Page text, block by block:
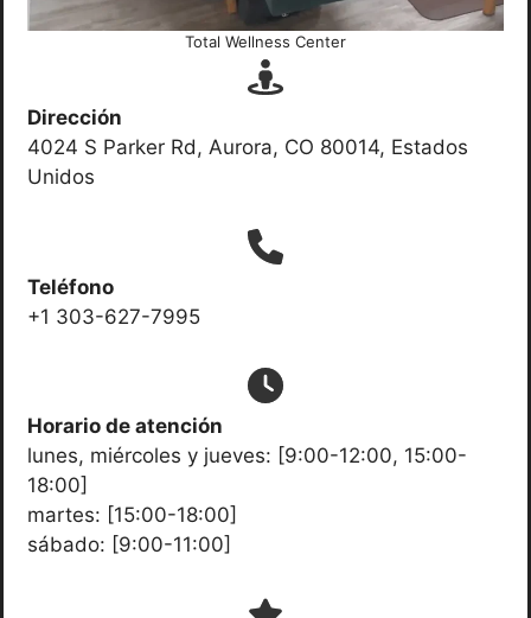
Total Wellness Center
Dirección
4024 S Parker Rd, Aurora, CO 80014, Estados
Unidos
Teléfono
+1 303-627-7995
Horario de atención
lunes, miércoles y jueves: [9:00-12:00, 15:00-
18:00]
martes: [15:00-18:00]
sábado: [9:00-11:00]